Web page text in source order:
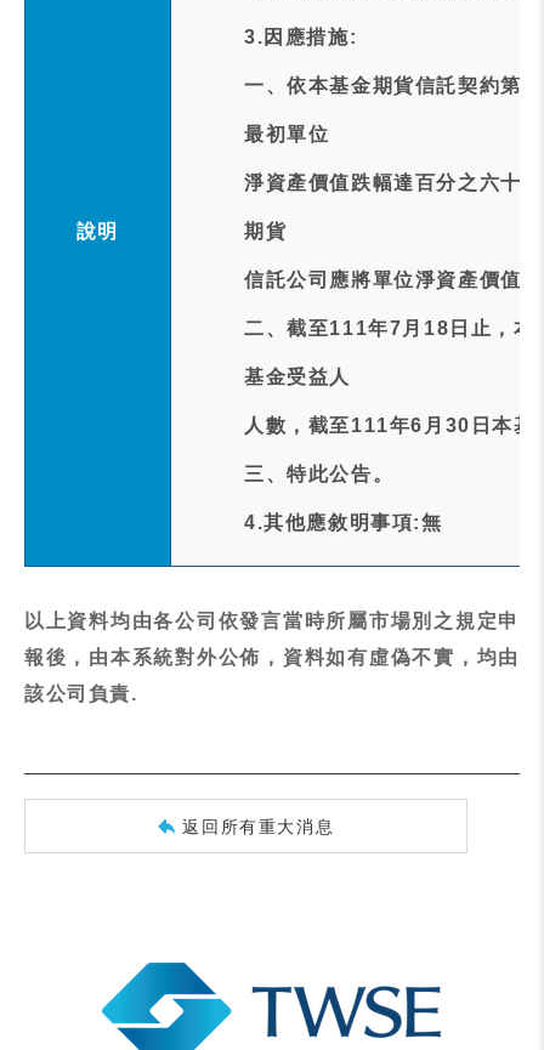
說明
3.因應措施:
一、依本基金期貨信託契約第
最初單位
淨資產價值跌幅達百分之六十
期貨
信託公司應將單位淨資產價值
二、截至111年7月18日止，本
基金受益人
人數，截至111年6月30日本
三、特此公告。
4.其他應敘明事項:無
以上資料均由各公司依發言當時所屬市場別之規定申
報後，由本系統對外公佈，資料如有虛偽不實，均由
該公司負責.
返回所有重大消息